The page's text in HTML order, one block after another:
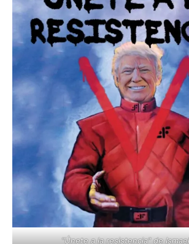
"Únete a la resistencia" de